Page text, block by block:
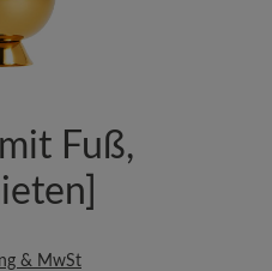
Fuß,
& MwSt